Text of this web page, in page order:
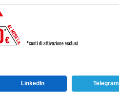
LinkedIn Telegram